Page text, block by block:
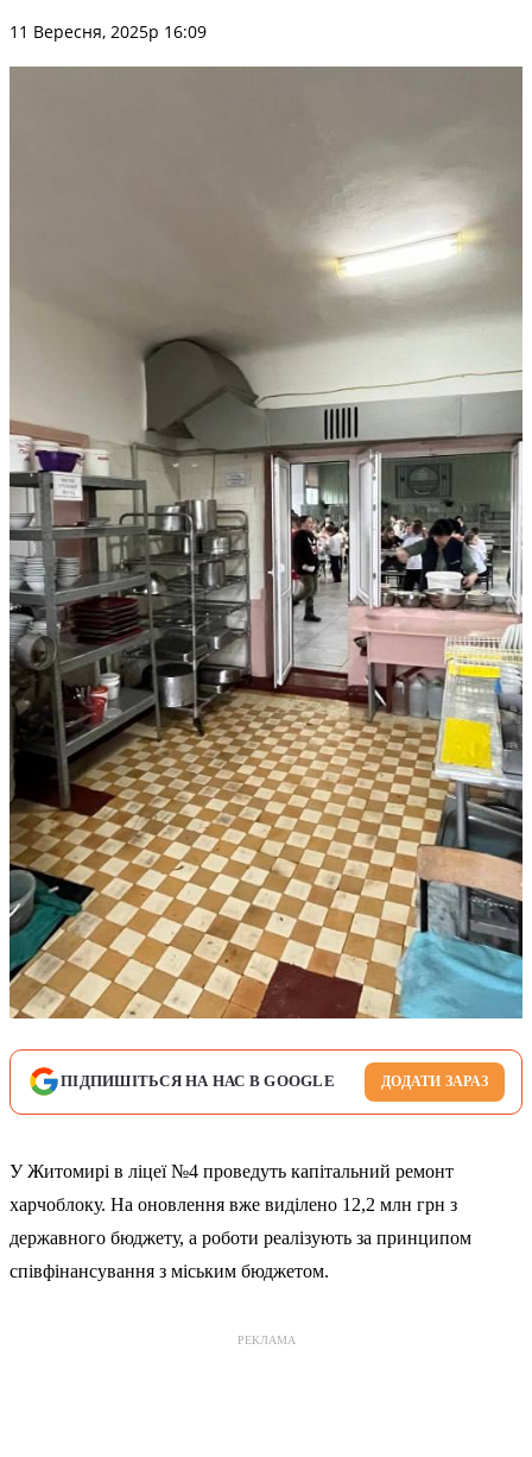
11 Вересня, 2025р 16:09
ПІДПИШІТЬСЯ НА НАС В GOOGLE ДОДАТИ ЗАРАЗ
У Житомирі в ліцеї №4 проведуть капітальний ремонт
харчоблоку. На оновлення вже виділено 12,2 млн грн з
державного бюджету, а роботи реалізують за принципом
співфінансування з міським бюджетом.
РЕКЛАМА